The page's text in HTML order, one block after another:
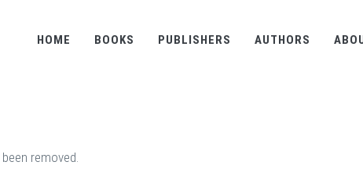
HOME BOOKS PUBLISHERS AUTHORS
removed.